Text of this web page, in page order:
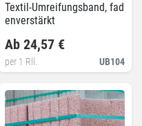
Textil-Umreifungsband, fad
enverstärkt
UB104
Ab 24,57 €
per 1 Rll.